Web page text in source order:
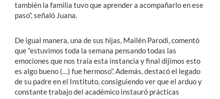
también la familia tuvo que aprender a acompañarlo en ese
paso”, señaló Juana.
De igual manera, una de sus hijas, Mailén Parodi, comentó
que “estuvimos toda la semana pensando todas las
emociones que nos traía esta instancia y final dijimos esto
es algo bueno (…) fue hermoso”. Además, destacó el legado
de su padre en el Instituto, consiguiendo ver que el arduo y
constante trabajo del académico instauró prácticas